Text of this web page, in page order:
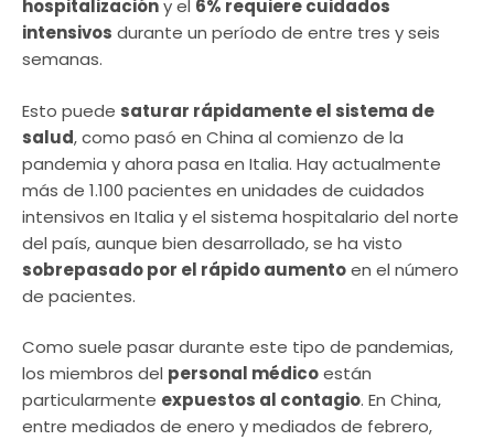
hospitalizacióny el 6% requiere cuidados
intensivos durante un período de entre tres y seis
semanas.
Esto puede saturar rápidamente el sistema de
salud, como pasó en China al comienzo de la
pandemia y ahora pasa en Italia. Hay actualmente
más de 1.100 pacientes en unidades de cuidados
intensivos en Italia y el sistema hospitalario del norte
del país, aunque bien desarrollado, se ha visto
sobrepasado por el rápido aumentoen el número
de pacientes.
Como suele pasar durante este tipo de pandemias,
los miembros del personal médicoestán
particularmente expuestos al contagio. En China,
entre mediados de enero y mediados de febrero,